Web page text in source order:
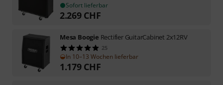
Sofort lieferbar
2.269 CHF
Mesa Boogie Rectifier GuitarCabinet 2x12RV
25
In 10–13 Wochen lieferbar
1.179 CHF